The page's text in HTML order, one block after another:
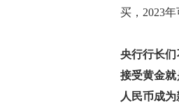
买，2023
央行行长
接受黄金
人民币成为